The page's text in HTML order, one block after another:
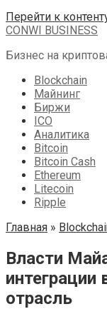
Перейти к
CONWI BUSINESS
Бизнес на
Blockchain
Майнинг
Биржи
ICO
Аналитика
Bitcoin
Bitcoin Cash
Ethereum
Litecoin
Ripple
Главная »
Власти
отрасль